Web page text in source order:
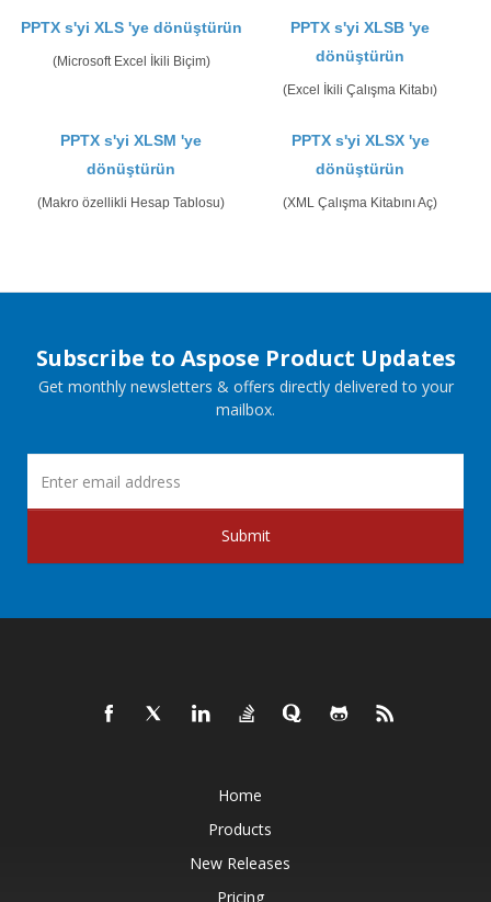
PPTX s'yi XLS 'ye dönüştürün
(Microsoft Excel İkili Biçim)
PPTX s'yi XLSB 'ye
dönüştürün
(Excel İkili Çalışma Kitabı)
PPTX s'yi XLSM 'ye
dönüştürün
(Makro özellikli Hesap Tablosu)
PPTX s'yi XLSX 'ye
dönüştürün
(XML Çalışma Kitabını Aç)
Subscribe to Aspose Product Updates
Get monthly newsletters & offers directly delivered to your
mailbox.
Submit
Home
Products
New Releases
Pricing